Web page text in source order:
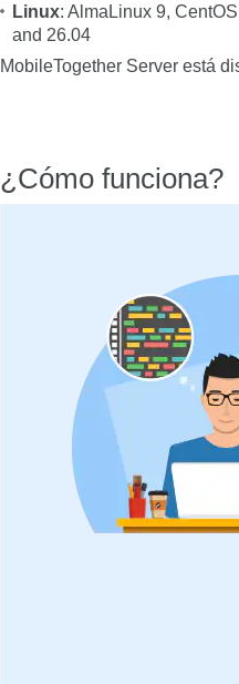
Linux: AlmaLinux 9,
and 26.04
MobileTogether Server está
¿Cómo funciona?